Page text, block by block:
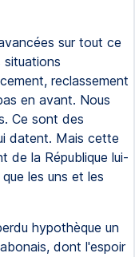
sur tout ce
situations
reclassement
en avant. Nous
Ce sont des
datent. Mais cette
de la République lui-
les uns et les
hypothèque un
dont l'espoir